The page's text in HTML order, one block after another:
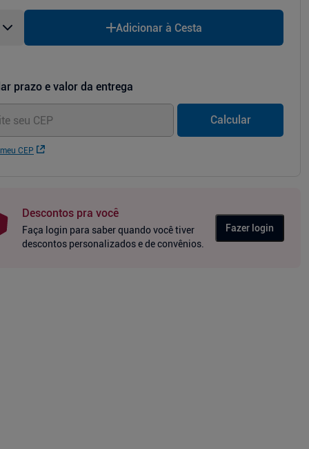
Adicionar à Cesta
prazo e valor da entrega
CEP
Calcular
Descontos pra você
Faça login para saber quando você tiver
descontos personalizados e de convênios.
Fazer login